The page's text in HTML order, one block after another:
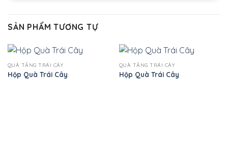
SẢN PHẨM TƯƠNG TỰ
QUÀ TẶNG TRÁI CÂY
Hộp Quà Trái Cây
QUÀ TẶNG TRÁI CÂY
Hộp Quà Trái Cây